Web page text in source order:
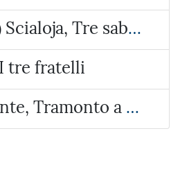
Antonio (Toti) Scialoja, Tre sabbie
tre fratelli
Giacinto Gigante, Tramonto a Bacoli